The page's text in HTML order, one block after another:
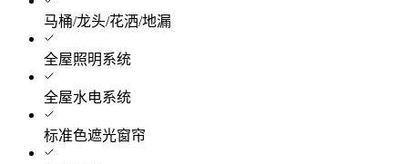
马桶/龙头/花洒/地漏
全屋照明系统
全屋水电系统
标准色遮光窗帘